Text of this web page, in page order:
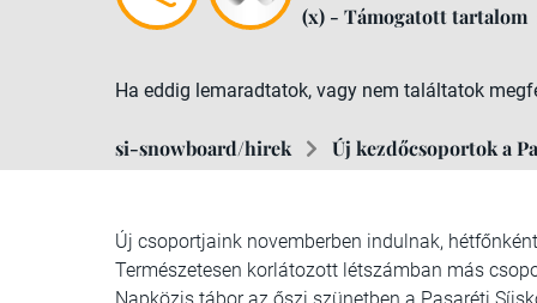
(x) - Támogatott tartalom
Ha eddig lemaradtatok, vagy nem találtatok
si-snowboard/hirek Új kezdőcsoportok a
Új csoportjaink novemberben indulnak,
Természetesen korlátozott létszámban más